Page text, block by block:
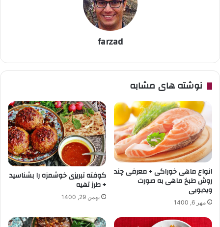
farzad
نوشته های مشابه
انواع ماهی خوراکی + معرفی چند
روش طبخ ماهی به صورت
ویدیویی
مهر 6, 1400
کوفته تبریزی خوشمزه را بشناسید
+ طرز تهیه
بهمن 29, 1400